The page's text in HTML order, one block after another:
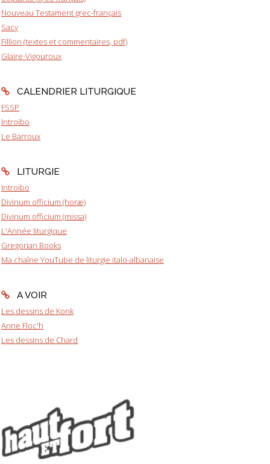
Nouveau Testament grec-français
Sacy
Fillion (textes et commentaires, pdf)
Glaire-Vigouroux
CALENDRIER LITURGIQUE
FSSP
Introibo
Le Barroux
LITURGIE
Introibo
Divinum officium (horæ)
Divinum officium (missa)
L'Année liturgique
Gregorian Books
Ma chaîne YouTube de liturgie italo-albanaise
A VOIR
Les dessins de Konk
Anne Floc'h
Les dessins de Chard